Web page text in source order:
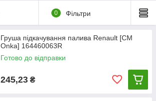
0 Фільтри
Груша підкачування палива Renault [СМ
Onka] 164460063R
Готово до відправки
245,23 ₴